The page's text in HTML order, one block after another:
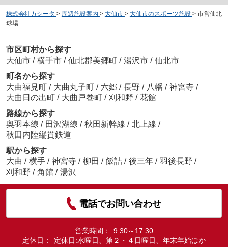
株式会社カシータ > 周辺施設案内 > 大仙市 > 大仙市のスポーツ施設 > 市営仙北
球場
市区町村から探す
大仙市 / 横手市 / 仙北郡美郷町 / 湯沢市 / 仙北市
町名から探す
大曲福見町 / 大曲丸子町 / 六郷 / 長野 / 八幡 / 神宮寺 /
大曲日の出町 / 大曲戸巻町 / 刈和野 / 花館
路線から探す
奥羽本線 / 田沢湖線 / 秋田新幹線 / 北上線 /
秋田内陸縦貫鉄道
駅から探す
大曲 / 横手 / 神宮寺 / 柳田 / 飯詰 / 後三年 / 羽後長野 /
刈和野 / 角館 / 湯沢
電話でお問い合わせ
営業時間：
9:30～17:30
定休日：
定休日:水曜日、第２・４日曜日、年末年始ほか